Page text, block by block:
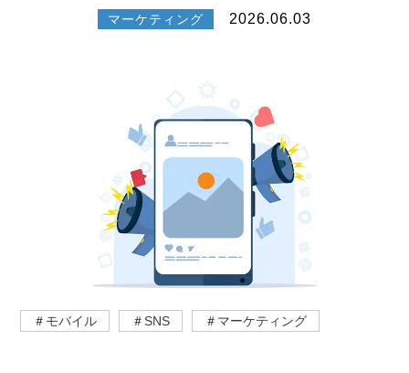
マーケティング 2026.06.03
＃モバイル ＃SNS ＃マーケティング